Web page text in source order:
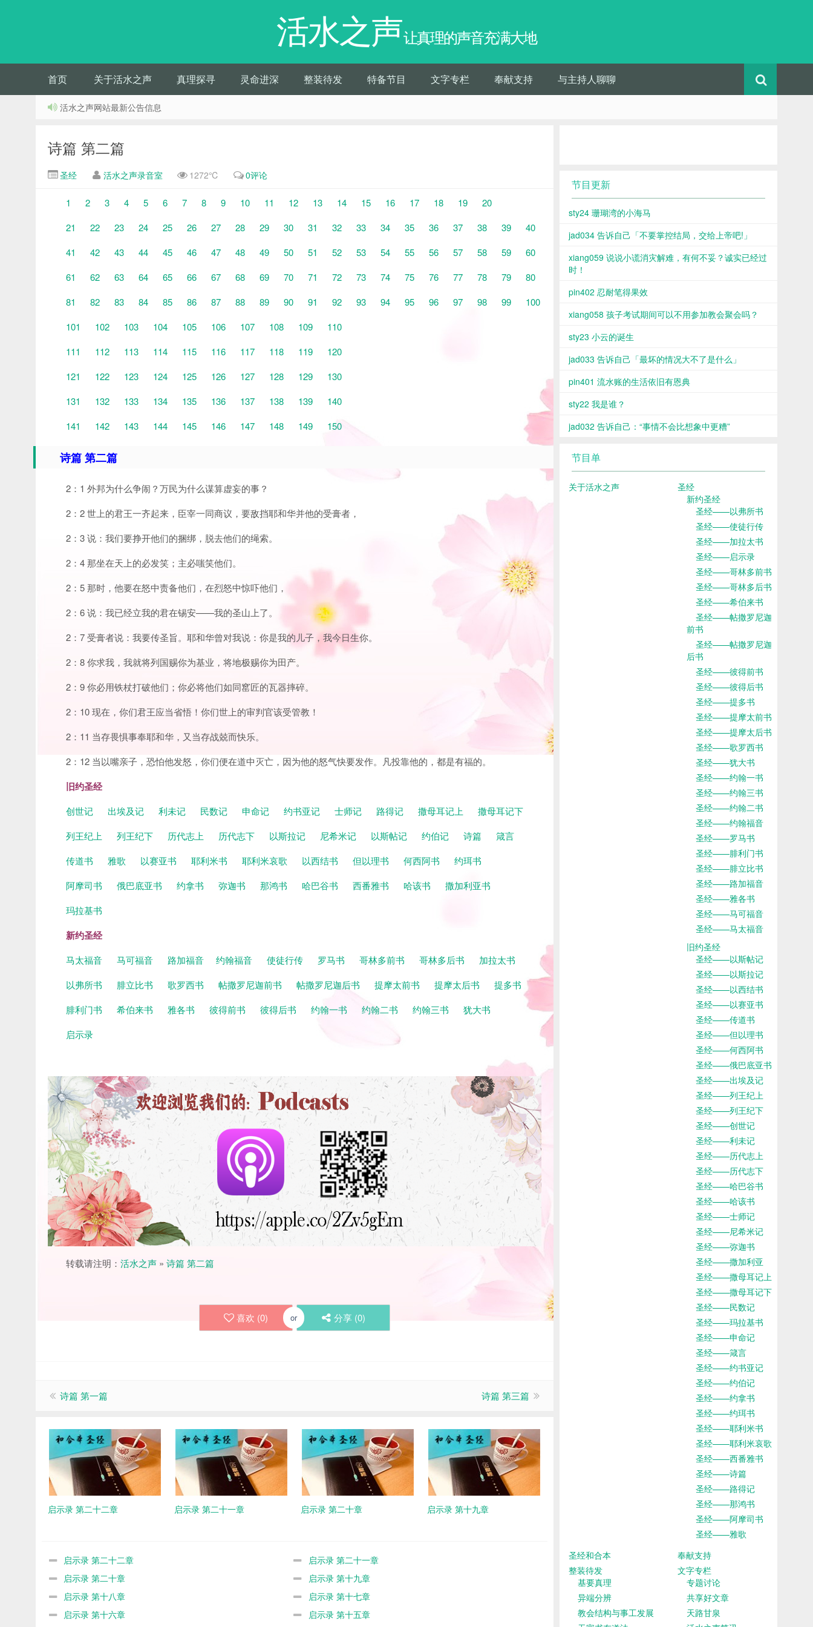
活水之声让真理的声音充满大地
首页 关于活水之声 真理探寻 灵命进深 整装待发 特备节目 文字专栏 奉献支持 与主持人聊聊
活水之声网站最新公告信息
诗篇 第二篇
圣经 活水之声录音室 1272℃ 0评论
1 2 3 4 5 6 7 8 9 10 11 12 13 14 15 16 17 18 19
20
21
22 23 24 25 26 27 28 29 30 31 32 33 34 35 36 37 38 39
40
41
42 43 44 45 46 47 48 49 50 51 52 53 54 55 56 57 58 59
60
61
62 63 64 65 66 67 68 69 70 71 72 73 74 75 76 77 78 79
80
81
82 83 84 85 86 87 88 89 90 91 92 93 94 95 96 97 98 99
100
101
102 103 104 105 106 107 108 109
110
111
112 113 114 115 116 117 118 119
120
121
122 123 124 125 126 127 128 129
130
131
132 133 134 135 136 137 138 139
140
141
142 143 144 145 146 147 148 149 150
诗篇 第二篇
2：1 外邦为什么争闹？万民为什么谋算虚妄的事？
2：2 世上的君王一齐起来，臣宰一同商议，要敌挡耶和华并他的受膏者，
2：3 说：我们要挣开他们的捆绑，脱去他们的绳索。
2：4 那坐在天上的必发笑；主必嗤笑他们。
2：5 那时，他要在怒中责备他们，在烈怒中惊吓他们，
2：6 说：我已经立我的君在锡安——我的圣山上了。
2：7 受膏者说：我要传圣旨。耶和华曾对我说：你是我的儿子，我今日生你。
2：8 你求我，我就将列国赐你为基业，将地极赐你为田产。
2：9 你必用铁杖打破他们；你必将他们如同窰匠的瓦器摔碎。
2：10 现在，你们君王应当省悟！你们世上的审判官该受管教！
2：11 当存畏惧事奉耶和华，又当存战兢而快乐。
2：12 当以嘴亲子，恐怕他发怒，你们便在道中灭亡，因为他的怒气快要发作。凡投靠他的，都是有福的。
旧约圣经
创世记 出埃及记 利未记 民数记 申命记 约书亚记 士师记 路得记 撒母耳记上
撒母耳记下
列王纪上
列王纪下 历代志上 历代志下 以斯拉记 尼希米记 以斯帖记 约伯记 诗篇
箴言
传道书
雅歌 以赛亚书 耶利米书 耶利米哀歌 以西结书 但以理书 何西阿书
约珥书
阿摩司书
俄巴底亚书 约拿书 弥迦书 那鸿书 哈巴谷书 西番雅书 哈该书
撒加利亚书
玛拉基书
新约圣经
马太福音 马可福音 路加福音 约翰福音 使徒行传 罗马书 哥林多前书 哥林多后书
加拉太书
以弗所书
腓立比书 歌罗西书 帖撒罗尼迦前书 帖撒罗尼迦后书 提摩太前书 提摩太后书
提多书
腓利门书
希伯来书 雅各书 彼得前书 彼得后书 约翰一书 约翰二书 约翰三书
犹大书
启示录
转载请注明： 活水之声 » 诗篇 第二篇
喜欢 (0) or 分享 (0)
诗篇 第一篇 诗篇 第三篇
启示录 第二十二章 启示录 第二十一章 启示录 第二十章 启示录 第十九章
启示录 第二十二章
启示录 第二十一章
启示录 第二十章
启示录 第十九章
启示录 第十八章
启示录 第十七章
启示录 第十六章
启示录 第十五章
节目更新
sty24 珊瑚湾的小海马
jad034 告诉自己「不要掌控结局，交给上帝吧!」
xiang059 说说小谎消灾解难，有何不妥？诚实已经过
时！
pin402 忍耐笔得果效
xiang058 孩子考试期间可以不用参加教会聚会吗？
sty23 小云的诞生
jad033 告诉自己「最坏的情况大不了是什么」
pin401 流水账的生活依旧有恩典
sty22 我是谁？
jad032 告诉自己：“事情不会比想象中更糟”
节目单
关于活水之声
圣经
新约圣经
圣经——以弗所书
圣经——使徒行传
圣经——加拉太书
圣经——启示录
圣经——哥林多前书
圣经——哥林多后书
圣经——希伯来书
圣经——帖撒罗尼迦
前书
圣经——帖撒罗尼迦
后书
圣经——彼得前书
圣经——彼得后书
圣经——提多书
圣经——提摩太前书
圣经——提摩太后书
圣经——歌罗西书
圣经——犹大书
圣经——约翰一书
圣经——约翰三书
圣经——约翰二书
圣经——约翰福音
圣经——罗马书
圣经——腓利门书
圣经——腓立比书
圣经——路加福音
圣经——雅各书
圣经——马可福音
圣经——马太福音
旧约圣经
圣经——以斯帖记
圣经——以斯拉记
圣经——以西结书
圣经——以赛亚书
圣经——传道书
圣经——但以理书
圣经——何西阿书
圣经——俄巴底亚书
圣经——出埃及记
圣经——列王纪上
圣经——列王纪下
圣经——创世记
圣经——利未记
圣经——历代志上
圣经——历代志下
圣经——哈巴谷书
圣经——哈该书
圣经——士师记
圣经——尼希米记
圣经——弥迦书
圣经——撒加利亚
圣经——撒母耳记上
圣经——撒母耳记下
圣经——民数记
圣经——玛拉基书
圣经——申命记
圣经——箴言
圣经——约书亚记
圣经——约伯记
圣经——约拿书
圣经——约珥书
圣经——耶利米书
圣经——耶利米哀歌
圣经——西番雅书
圣经——诗篇
圣经——路得记
圣经——那鸿书
圣经——阿摩司书
圣经——雅歌
圣经和合本
奉献支持
整装待发
基要真理
异端分辨
教会结构与事工发展
文字专栏
专题讨论
共享好文章
天路甘泉